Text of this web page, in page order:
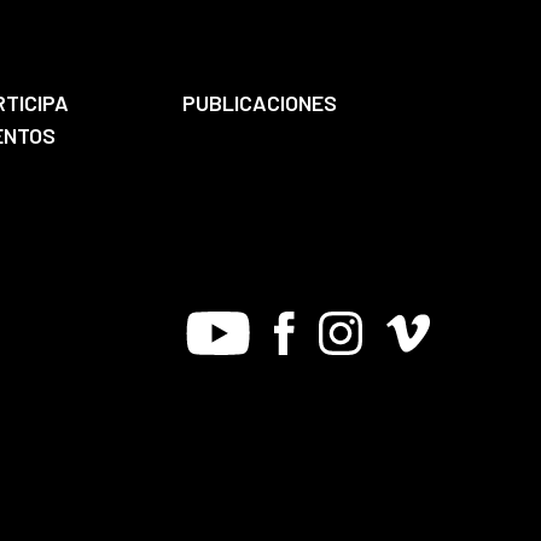
PUBLICACIONES
Youtube FacebookInstagram
Vimeo